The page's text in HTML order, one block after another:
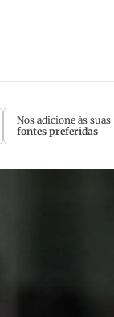
Nos adicione às suas
fontes preferidas